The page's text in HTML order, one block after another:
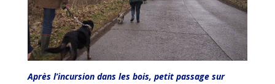
Après l’incursion dans les bois, petit passage sur